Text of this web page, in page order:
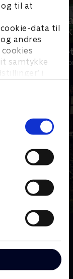
og til at
data til
andres
samtykke
i
Livsstil • 1
med rundt i